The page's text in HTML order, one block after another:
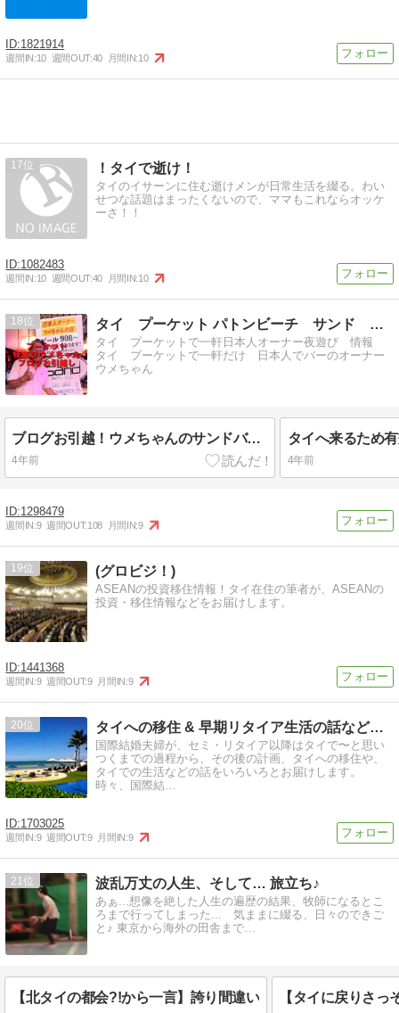
1821914
週間IN:10 週間OUT:40 月間IN:10
17 ！タイで逝け！
タイのイサーンに住む逝けメンが日常生活を綴る。わい
せつな話題はまったくないので、ママもこれならオッケ
ーさ！！
1082483
週間IN:10 週間OUT:40 月間IN:10
18 タイ プーケット パトンビーチ サンド バー 夜遊び情報
タイ プーケットで一軒日本人オーナー夜遊び 情報
タイ プーケットで一軒だけ 日本人でバーのオーナー
ウメちゃん
ブログお引越！ウメちゃんのサンドバー＆プーケット夜遊びブログ
4年前 4年前
1298479
週間IN:9 週間OUT:108 月間IN:9
19 (グロビジ！)
ASEANの投資移住情報！タイ在住の筆者が、ASEANの
投資・移住情報などをお届けします。
1441368
週間IN:9 週間OUT:9 月間IN:9
20 タイへの移住 & 早期リタイア生活の話などをいろいろと
国際結婚夫婦が、セミ・リタイア以降はタイで〜と思い
つくまでの過程から、その後の計画、タイへの移住や、
タイでの生活などの話をいろいろとお届けします。
時々、国際結…
1703025
週間IN:9 週間OUT:9 月間IN:9
21 波乱万丈の人生、そして… 旅立ち♪
あぁ...想像を絶した人生の遍歴の結果、牧師になるとこ
ろまで行ってしまった... 気ままに綴る、日々のできご
と♪ 東京から海外の田舎まで…
【北タイの都会?!から一言】誇り間違い 【タイに戻りさっ